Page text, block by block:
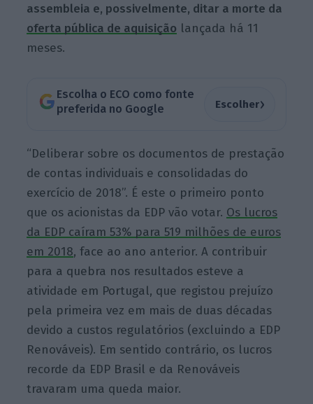
assembleia e, possivelmente, ditar a morte da
oferta pública de aquisição lançada há 11
meses.
Escolha o ECO como fonte
preferida no Google
Escolher›
“Deliberar sobre os documentos de prestação
de contas individuais e consolidadas do
exercício de 2018”. É este o primeiro ponto
que os acionistas da EDP vão votar. Os lucros
da EDP caíram 53% para 519 milhões de euros
em 2018, face ao ano anterior. A contribuir
para a quebra nos resultados esteve a
atividade em Portugal, que registou prejuízo
pela primeira vez em mais de duas décadas
devido a custos regulatórios (excluindo a EDP
Renováveis). Em sentido contrário, os lucros
recorde da EDP Brasil e da Renováveis
travaram uma queda maior.